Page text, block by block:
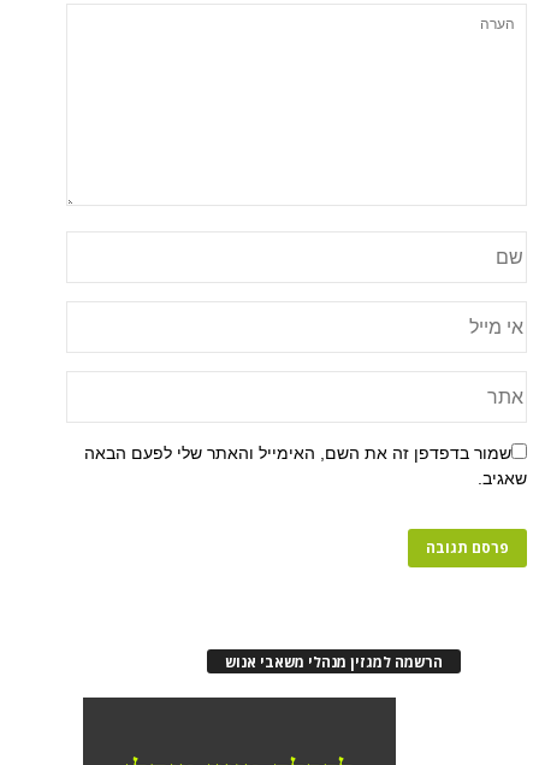
שמור בדפדפן זה את השם, האימייל והאתר שלי לפעם הבאה
שאגיב.
הרשמה למגזין מנהלי משאבי אנוש